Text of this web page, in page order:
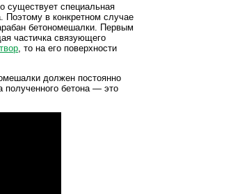
существует специальная
Поэтому в конкретном случае
бетономешалки. Первым
частичка связующего
, то на его поверхности
должен постоянно
полученного бетона — это